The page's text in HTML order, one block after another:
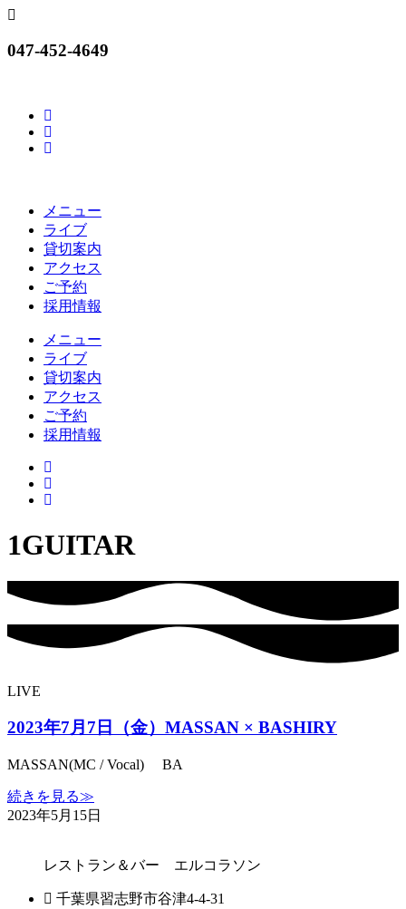
コ
テ
047-452-4649
メニュー
ライブ
貸切案内
アクセス
ご予約
採用情報
メニュー
ライブ
貸切案内
アクセス
ご予約
採用情報
1GUITAR
LIVE
2023年7月7日（金）MASSAN × BASHIRY
MASSAN(MC / Vocal) BA
続きを見る≫
2023年5月15日
レストラン＆バー エルコラソン
千葉県習志野市谷津4-4-31